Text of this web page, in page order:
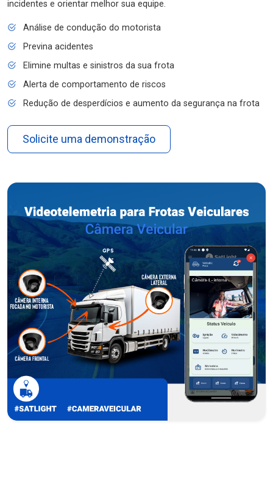
incidentes e orientar melhor sua equipe.
Análise de condução do motorista
Previna acidentes
Elimine multas e sinistros da sua frota
Alerta de comportamento de riscos
Redução de desperdícios e aumento da segurança na frota
Solicite uma demonstração